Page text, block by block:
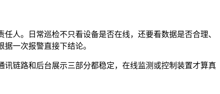
人。日常巡检不只看设备是否在线，还要看数据是否合理、
一次报警直接下结论。
链路和后台展示三部分都稳定，在线监测或控制装置才算真